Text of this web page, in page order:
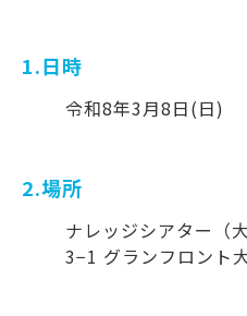
1.日時
令和8年3月8日(日)
2.場所
ナレッジシアター（
3−1 グランフロント